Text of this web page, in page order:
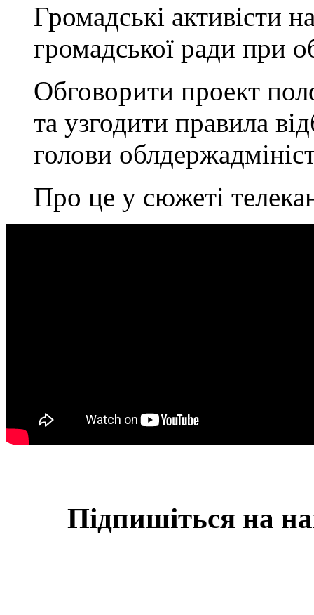
Громадські активісти
громадської ради при
Обговорити проект
та узгодити правила
голови
Про це у сюжеті
Підпишіться на